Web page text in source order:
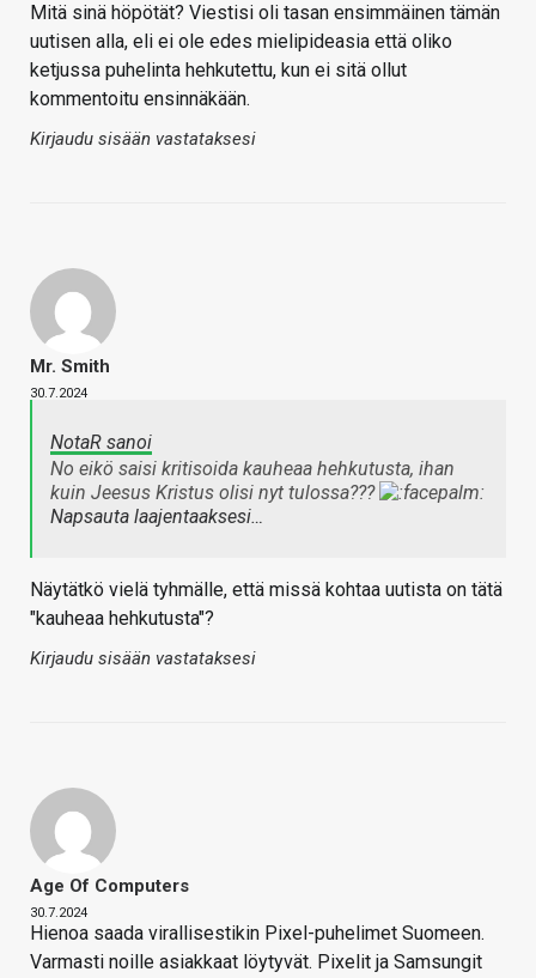
Mitä sinä höpötät? Viestisi oli tasan ensimmäinen tämän
uutisen alla, eli ei ole edes mielipideasia että oliko
ketjussa puhelinta hehkutettu, kun ei sitä ollut
kommentoitu ensinnäkään.
Kirjaudu sisään vastataksesi
Mr. Smith
30.7.2024
NotaR sanoi
No eikö saisi kritisoida kauheaa hehkutusta, ihan
kuin Jeesus Kristus olisi nyt tulossa???
Napsauta laajentaaksesi…
Näytätkö vielä tyhmälle, että missä kohtaa uutista on tätä
"kauheaa hehkutusta"?
Kirjaudu sisään vastataksesi
Age Of Computers
30.7.2024
Hienoa saada virallisestikin Pixel-puhelimet Suomeen.
Varmasti noille asiakkaat löytyvät. Pixelit ja Samsungit